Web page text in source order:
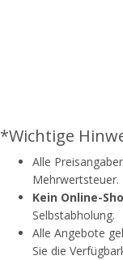
*Wichtige
Alle
Mehrwertsteuer.
Kein Online-
Selbstabholung.
Alle Angebote
Sie die